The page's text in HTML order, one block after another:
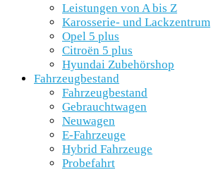
Leistungen von A bis Z
Karosserie- und Lackzentrum
Opel 5 plus
Citroën 5 plus
Hyundai Zubehörshop
Fahrzeugbestand
Fahrzeugbestand
Gebrauchtwagen
Neuwagen
E-Fahrzeuge
Hybrid Fahrzeuge
Probefahrt